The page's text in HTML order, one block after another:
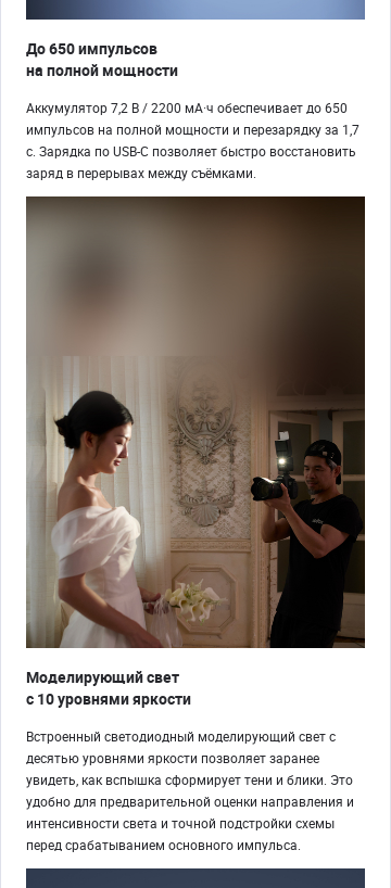
До 650 импульсов
на полной мощности
Аккумулятор 7,2 В / 2200 мА·ч обеспечивает до 650
импульсов на полной мощности и перезарядку за 1,7
с. Зарядка по USB-C позволяет быстро восстановить
заряд в перерывах между съёмками.
Моделирующий свет
с 10 уровнями яркости
Встроенный светодиодный моделирующий свет с
десятью уровнями яркости позволяет заранее
увидеть, как вспышка cформирует тени и блики. Это
удобно для предварительной оценки направления и
интенсивности света и точной подстройки схемы
перед срабатыванием основного импульса.